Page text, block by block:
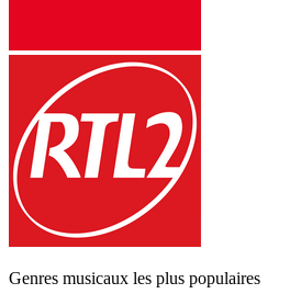
Genres musicaux les plus populaires